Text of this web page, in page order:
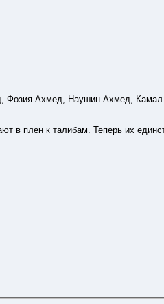
Фозия Ахмед, Наушин Ахмед,
в плен к талибам. Теперь их